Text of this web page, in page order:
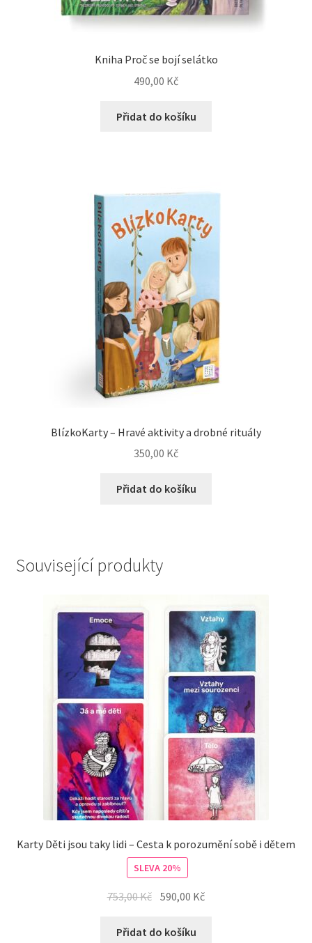
Kniha Proč se bojí selátko
490,00 Kč
Přidat do košíku
BlízkoKarty – Hravé aktivity a drobné rituály
350,00 Kč
Přidat do košíku
Související produkty
Karty Děti jsou taky lidi – Cesta k porozumění sobě i dětem
SLEVA 20%
753,00Kč 590,00 Kč
Přidat do košíku